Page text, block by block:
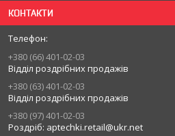
КОНТАКТИ
+380 (66) 401-02-03
Відділ роздрібних продажів
+380 (63) 401-02-03
Відділ роздрібних продажів
+380 (97) 401-02-03
Роздріб: aptechki.retail@ukr.net